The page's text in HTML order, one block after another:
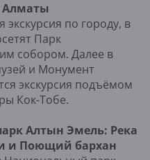
Алматы
по городу, в
Парк
собором. Далее в
и Монумент
экскурсия подъёмом
Кок-Тобе.
Алтын Эмель: Река
и Поющий бархан